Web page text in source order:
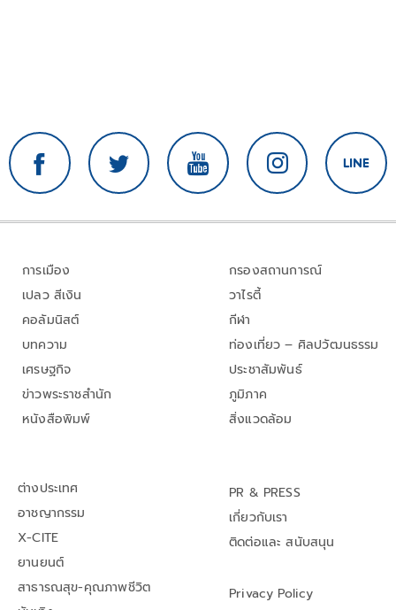
การเมือง
เปลว สีเงิน
คอลัมนิสต์
บทความ
เศรษฐกิจ
ข่าวพระราชสำนัก
หนังสือพิมพ์
กรองสถานการณ์
วาไรตี้
กีฬา
ท่องเที่ยว – ศิลปวัฒนธรรม
ประชาสัมพันธ์
ภูมิภาค
สิ่งแวดล้อม
ต่างประเทศ
อาชญากรรม
X-CITE
ยานยนต์
สาธารณสุข-คุณภาพชีวิต
PR & PRESS
เกี่ยวกับเรา
ติดต่อและ สนับสนุน
Privacy Policy